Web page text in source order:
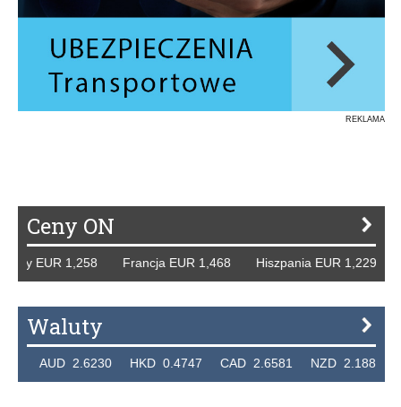
REKLAMA
Ceny ON
EUR 1,258 Francja EUR 1,468 Hiszpania EUR 1,229
Waluty
AUD 2.6230 HKD 0.4747 CAD 2.6581 NZD 2.1889